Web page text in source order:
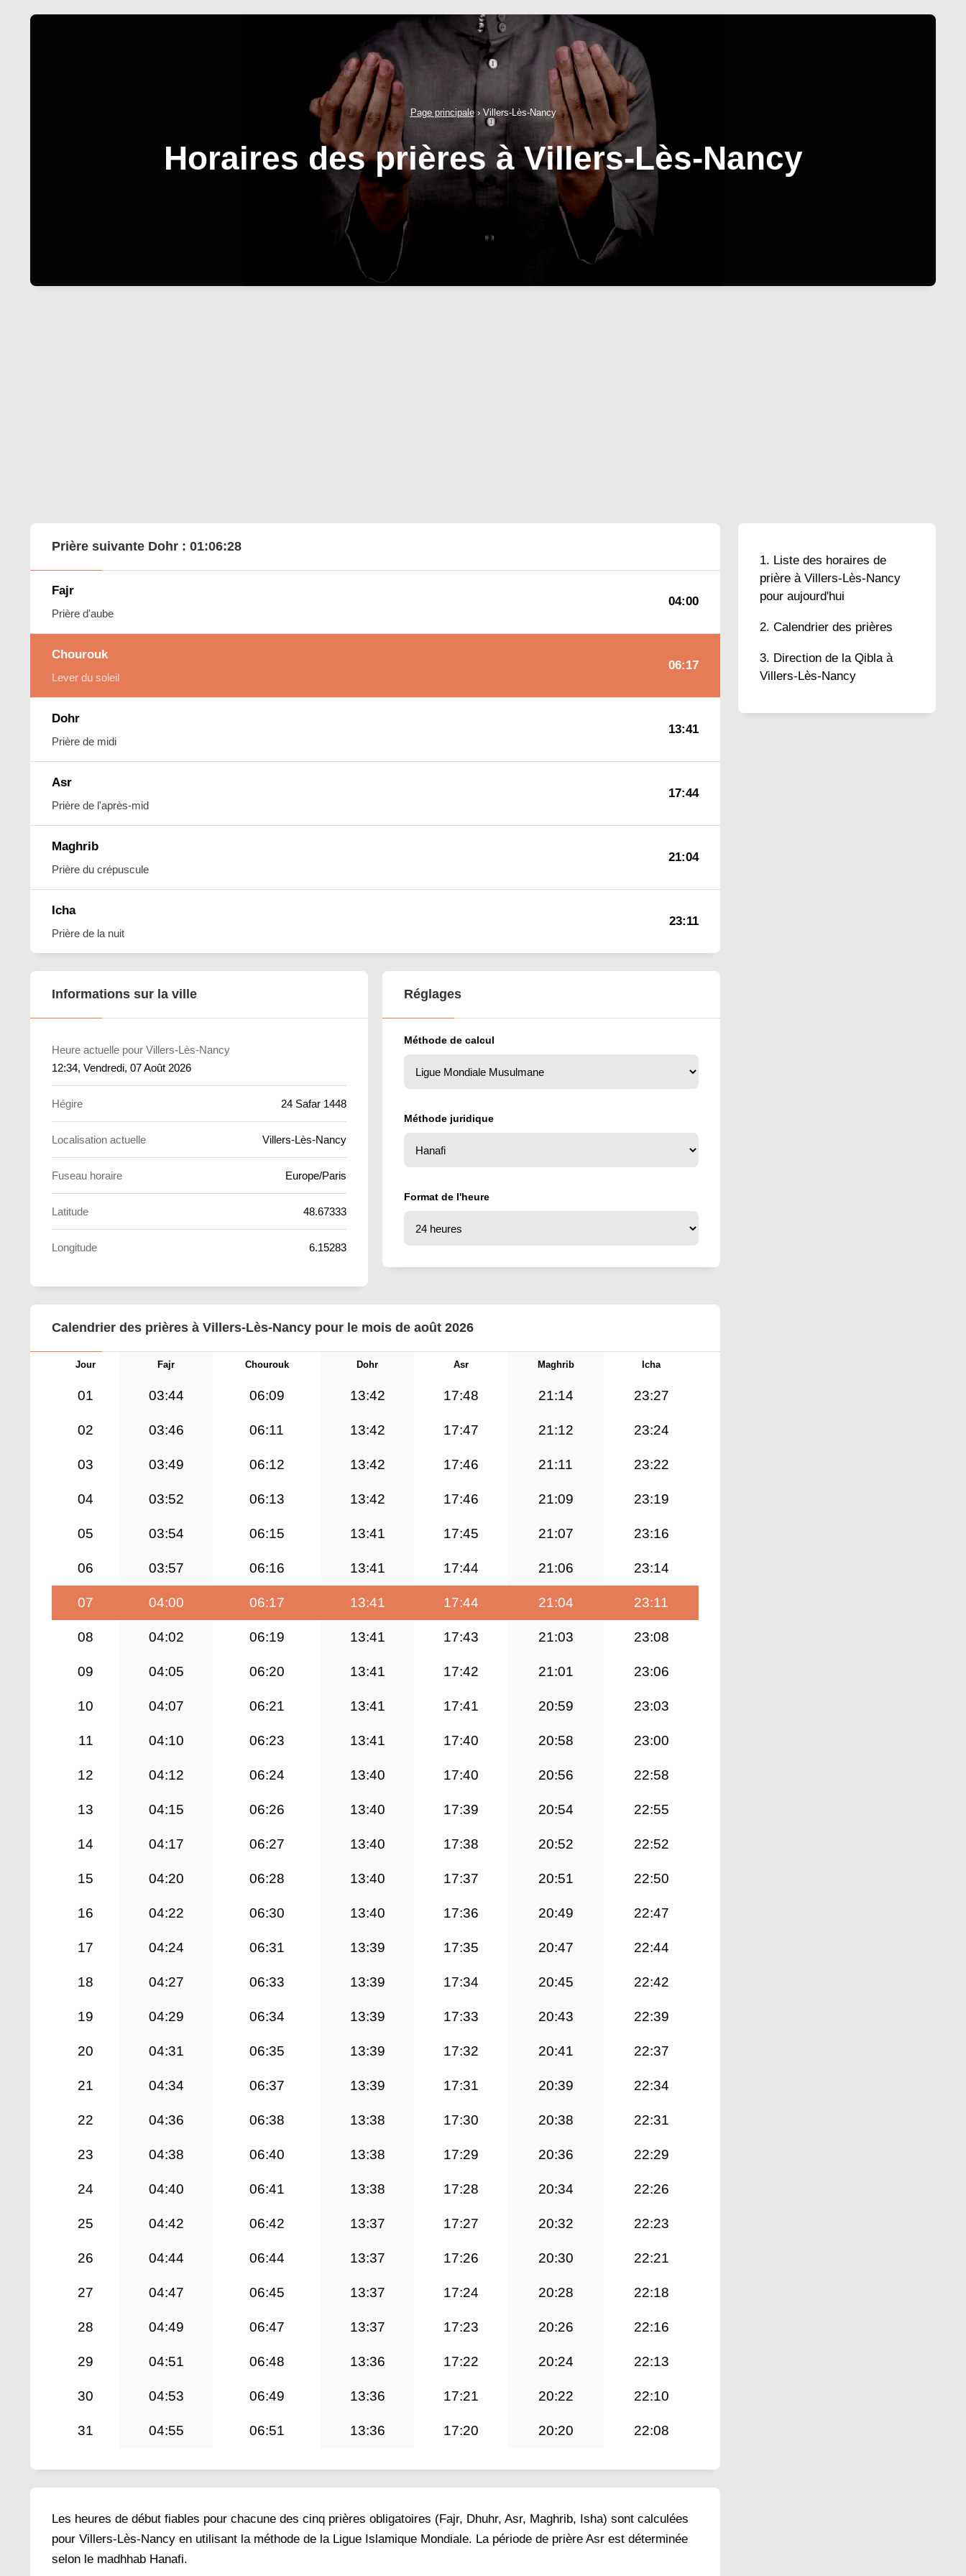
Page principale› Villers-Lès-Nancy
Horaires des prières à Villers-Lès-Nancy
Liste des horaires de
prière à Villers-Lès-Nancy
pour aujourd'hui
Calendrier des prières
Direction de la Qibla à
Villers-Lès-Nancy
Prière suivante Dohr : 01:06:27
Fajr
Prière d'aube
04:00
Chourouk
Lever du soleil
06:17
Dohr
Prière de midi
13:41
Asr
Prière de l'après-mid
17:44
Maghrib
Prière du crépuscule
21:04
Icha
Prière de la nuit
23:11
Informations sur la ville
Heure actuelle pour Villers-Lès-Nancy
12:34, Vendredi, 07 Août 2026
Hégire 24 Safar 1448
Localisation actuelle Villers-Lès-Nancy
Fuseau horaire Europe/Paris
Latitude 48.67333
Longitude 6.15283
Réglages
Méthode de calcul
Méthode juridique
Format de l'heure
Calendrier des prières à Villers-Lès-Nancy pour le mois de août 2026
Jour Fajr Chourouk Dohr Asr Maghrib Icha
01 03:44 06:09 13:42 17:48 21:14 23:27
02 03:46 06:11 13:42 17:47 21:12 23:24
03 03:49 06:12 13:42 17:46 21:11 23:22
04 03:52 06:13 13:42 17:46 21:09 23:19
05 03:54 06:15 13:41 17:45 21:07 23:16
06 03:57 06:16 13:41 17:44 21:06 23:14
07 04:00 06:17 13:41 17:44 21:04 23:11
08 04:02 06:19 13:41 17:43 21:03 23:08
09 04:05 06:20 13:41 17:42 21:01 23:06
10 04:07 06:21 13:41 17:41 20:59 23:03
11 04:10 06:23 13:41 17:40 20:58 23:00
12 04:12 06:24 13:40 17:40 20:56 22:58
13 04:15 06:26 13:40 17:39 20:54 22:55
14 04:17 06:27 13:40 17:38 20:52 22:52
15 04:20 06:28 13:40 17:37 20:51 22:50
16 04:22 06:30 13:40 17:36 20:49 22:47
17 04:24 06:31 13:39 17:35 20:47 22:44
18 04:27 06:33 13:39 17:34 20:45 22:42
19 04:29 06:34 13:39 17:33 20:43 22:39
20 04:31 06:35 13:39 17:32 20:41 22:37
21 04:34 06:37 13:39 17:31 20:39 22:34
22 04:36 06:38 13:38 17:30 20:38 22:31
23 04:38 06:40 13:38 17:29 20:36 22:29
24 04:40 06:41 13:38 17:28 20:34 22:26
25 04:42 06:42 13:37 17:27 20:32 22:23
26 04:44 06:44 13:37 17:26 20:30 22:21
27 04:47 06:45 13:37 17:24 20:28 22:18
28 04:49 06:47 13:37 17:23 20:26 22:16
29 04:51 06:48 13:36 17:22 20:24 22:13
30 04:53 06:49 13:36 17:21 20:22 22:10
31 04:55 06:51 13:36 17:20 20:20 22:08
Les heures de début fiables pour chacune des cinq prières obligatoires (Fajr, Dhuhr, Asr, Maghrib, Isha) sont calculées
pour Villers-Lès-Nancy en utilisant la méthode de la Ligue Islamique Mondiale. La période de prière Asr est déterminée
selon le madhhab Hanafi.